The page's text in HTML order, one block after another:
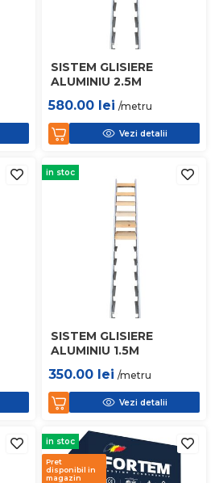
SISTEM GLISIERE
ALUMINIU 2.5M
580.00 lei /metru
Vezi detalii
in stoc
SISTEM GLISIERE
ALUMINIU 1.5M
350.00 lei /metru
Vezi detalii
in stoc
Pret
disponibil in
magazin